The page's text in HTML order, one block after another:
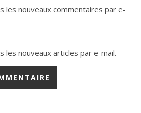
les nouveaux commentaires par e-
les nouveaux articles par e-mail.